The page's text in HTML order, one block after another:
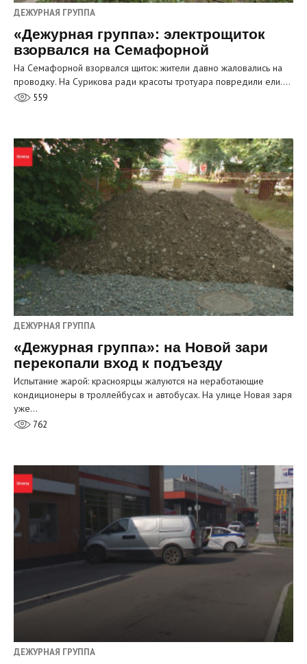
ДЕЖУРНАЯ ГРУППА
«Дежурная группа»: электрощиток
взорвался на Семафорной
На Семафорной взорвался щиток: жители давно жаловались на
проводку. На Сурикова ради красоты тротуара повредили ели.…
559
ДЕЖУРНАЯ ГРУППА
«Дежурная группа»: на Новой зари
перекопали вход к подъезду
Испытание жарой: красноярцы жалуются на неработающие
кондиционеры в троллейбусах и автобусах. На улице Новая заря
уже…
762
ДЕЖУРНАЯ ГРУППА